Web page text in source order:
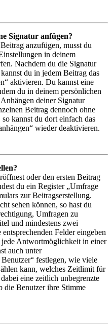
Signatur anfügen?
anzufügen, musst du
in deinem
Nachdem du die Signatur
du in jedem Beitrag das
aktivieren. Du kannst eine
du in deinem persönlichen
deiner Signatur
Beitrag dennoch ohne
kannst du dort einfach das
wieder deaktivieren.
oder den ersten Beitrag
du ein Register „Umfrage
zur Beitragserstellung.
sehen können, so hast du
Umfragen zu
und mindestens zwei
Felder eingeben
jede Antwortmöglichkeit in einer
auch unter
festlegen, wie viele
kann, welches Zeitlimit für
eine zeitlich unbegrenzte
die Benutzer ihre Stimme